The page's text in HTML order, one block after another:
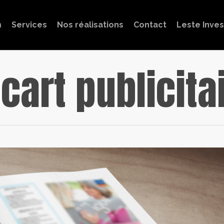
Services Nos réalisations Contact Leste